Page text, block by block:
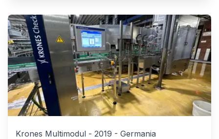
Krones Multimodul - 2019 - Germania